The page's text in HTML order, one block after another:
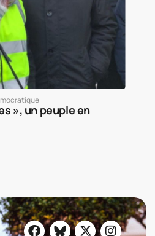
», un peuple en